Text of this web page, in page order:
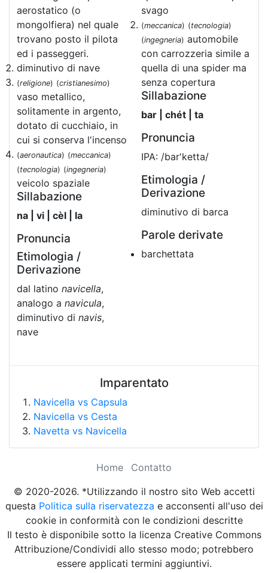
aerostatico (o
mongolfiera) nel quale
trovano posto il pilota
ed i passeggeri.
diminutivo di nave
(religione) (cristianesimo)
vaso metallico,
solitamente in argento,
dotato di cucchiaio, in
cui si conserva l'incenso
(aeronautica) (meccanica)
(tecnologia) (ingegneria)
veicolo spaziale
Sillabazione
na | vi | cèl | la
Pronuncia
Etimologia /
Derivazione
dal latino navicella,
analogo a navicula,
diminutivo di navis,
nave
svago
(meccanica) (tecnologia)
(ingegneria) automobile
con carrozzeria simile a
quella di una spider ma
senza copertura
Sillabazione
bar | chét | ta
Pronuncia
IPA: /bar'ketta/
Etimologia /
Derivazione
diminutivo di barca
Parole derivate
barchettata
Imparentato
Navicella vs Capsula
Navicella vs Cesta
Navetta vs Navicella
Home
Contatto
© 2020-2026. *Utilizzando il nostro sito Web accetti
questa Politica sulla riservatezza e acconsenti all'uso dei
cookie in conformità con le condizioni descritte
Il testo è disponibile sotto la licenza Creative Commons
Attribuzione/Condividi allo stesso modo; potrebbero
essere applicati termini aggiuntivi.